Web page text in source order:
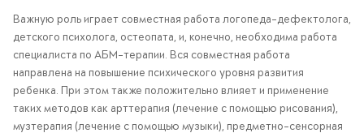
Важную роль играет совместная работа логопеда-дефектолога,
детского психолога, остеопата, и, конечно, необходима работа
специалиста по АБМ-терапии. Вся совместная работа
направлена на повышение психического уровня развития
ребенка. При этом также положительно влияет и применение
таких методов как арттерапия (лечение с помощью рисования),
музтерапия (лечение с помощью музыки), предметно-сенсорная